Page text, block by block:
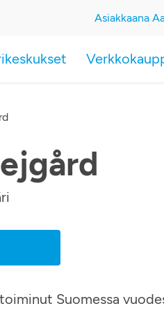
Asiakkaana
Suomessa